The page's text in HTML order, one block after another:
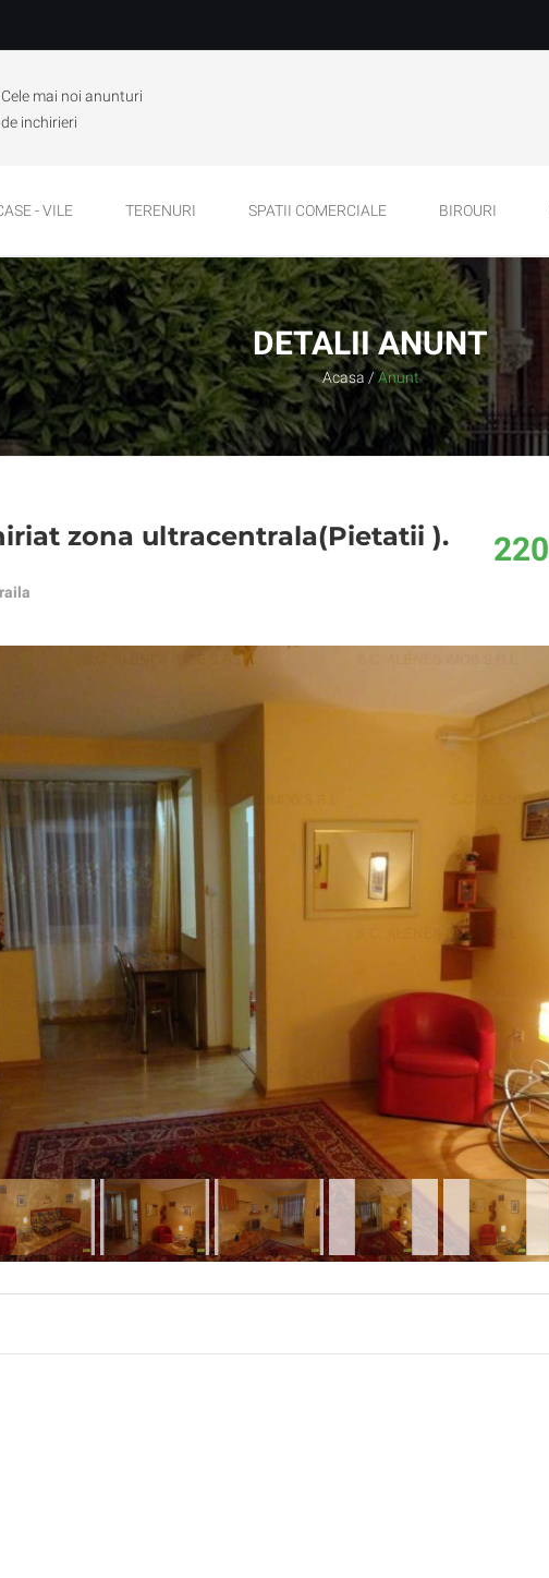
Cele mai noi anunturi
de inchirieri
- VILE TERENURI SPATII COMERCIALE BIROURI
DETALII ANUNT
Acasa / Anunt
zona ultracentrala(Pietatii ). 220